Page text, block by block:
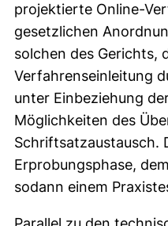
projektierte Online-
gesetzlichen
solchen des Gerichts,
Verfahrenseinleitung
unter Einbeziehung
Möglichkeiten des
Schriftsatzaustausch.
Erprobungsphase,
sodann einem